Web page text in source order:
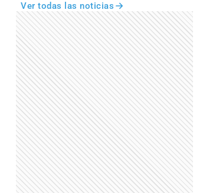
Ver todas las noticias